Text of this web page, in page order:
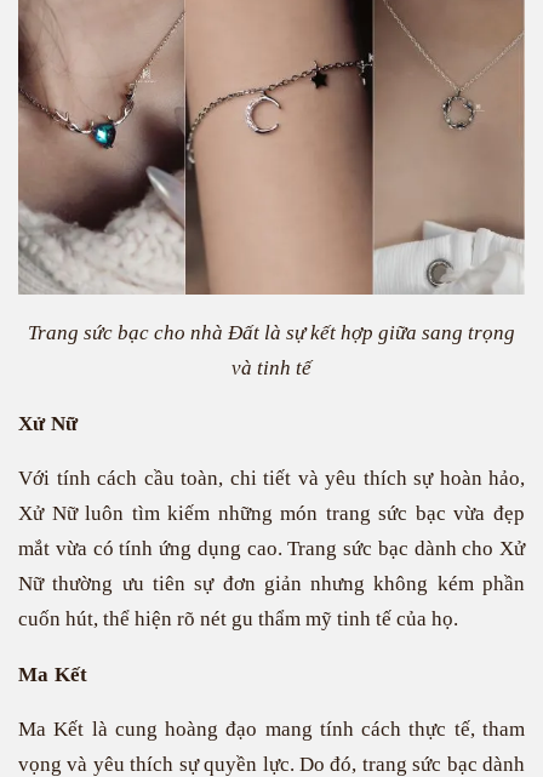
Trang sức bạc cho nhà Đất là sự kết hợp giữa sang trọng
và tinh tế
Xử Nữ
Với tính cách cầu toàn, chi tiết và yêu thích sự hoàn hảo,
Xử Nữ luôn tìm kiếm những món trang sức bạc vừa đẹp
mắt vừa có tính ứng dụng cao. Trang sức bạc dành cho Xử
Nữ thường ưu tiên sự đơn giản nhưng không kém phần
cuốn hút, thể hiện rõ nét gu thẩm mỹ tinh tế của họ.
Ma Kết
Ma Kết là cung hoàng đạo mang tính cách thực tế, tham
vọng và yêu thích sự quyền lực. Do đó, trang sức bạc dành